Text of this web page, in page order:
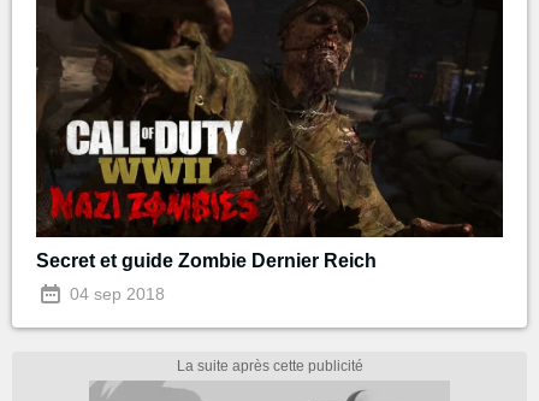
Secret et guide Zombie Dernier Reich
04 sep 2018